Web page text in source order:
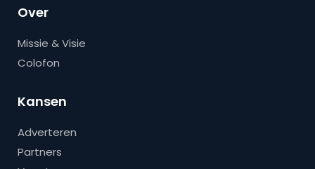
Over
Missie & Visie
Colofon
Kansen
Adverteren
Partners